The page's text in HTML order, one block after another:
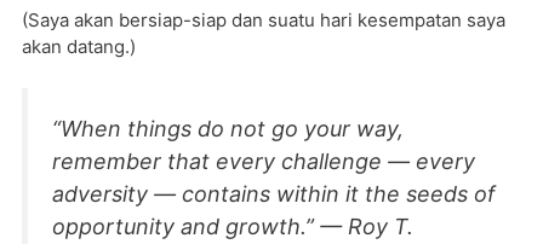
(Saya akan bersiap-siap dan suatu hari kesempatan saya
akan datang.)
“When things do not go your way,
remember that every challenge — every
adversity — contains within it the seeds of
opportunity and growth.” — Roy T.